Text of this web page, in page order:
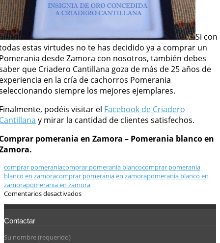
Si con
estas virtudes no te has decidido ya a comprar un
desde Zamora con nosotros, también debes
que Criadero Cantillana goza de más de 25 años de
en la cría de cachorros Pomerania
siempre los mejores ejemplares.
podéis visitar el Facebook de Criadero
y mirar la cantidad de clientes satisfechos.
pomerania en Zamora – Pomerania blanco en
comprar pomeraniacomprar pomerania blancocomprar pomerania
blanco en zamoracomprar pomerania en zamorapomerania blanco en
zamorapomerania en zamora
Comentarios desactivados
Contactar
Su nombre (requerido)